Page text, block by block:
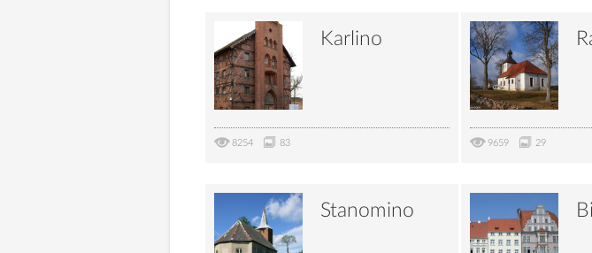
Karlino
8254 83 9659 29
Stanomino